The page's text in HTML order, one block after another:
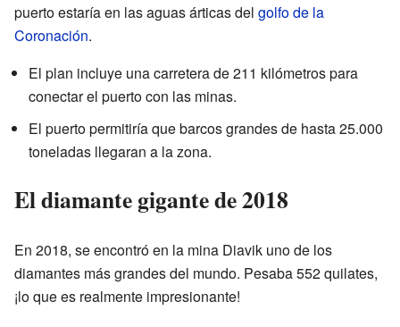
puerto estaría en las aguas árticas del golfo de la
Coronación.
El plan incluye una carretera de 211 kilómetros para
conectar el puerto con las minas.
El puerto permitiría que barcos grandes de hasta 25.000
toneladas llegaran a la zona.
El diamante gigante de 2018
En 2018, se encontró en la mina Diavik uno de los
diamantes más grandes del mundo. Pesaba 552 quilates,
¡lo que es realmente impresionante!